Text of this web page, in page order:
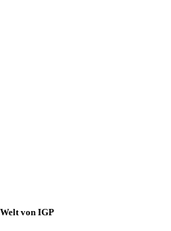
von IGP